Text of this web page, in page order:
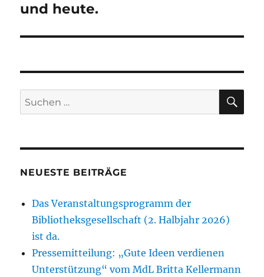
und heute.
Suchen
nach:
NEUESTE BEITRÄGE
Das Veranstaltungsprogramm der
Bibliotheksgesellschaft (2. Halbjahr 2026)
ist da.
Pressemitteilung: „Gute Ideen verdienen
Unterstützung“ vom MdL Britta Kellermann